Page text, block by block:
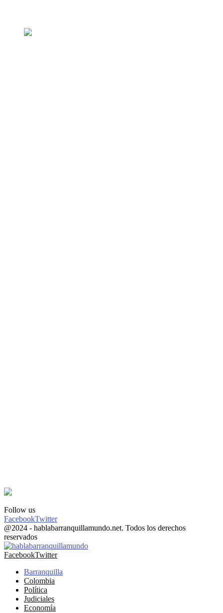
Follow us
FacebookTwitter
@2024 - hablabarranquillamundo.net. Todos los derechos
reservados
FacebookTwitter
Barranquilla
Colombia
Política
Judiciales
Economía